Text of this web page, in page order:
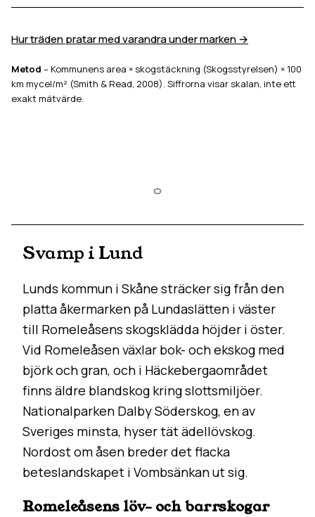
Hur träden pratar med varandra under marken →
Metod – Kommunens area × skogstäckning (Skogsstyrelsen) × 100
km mycel/m² (Smith & Read, 2008). Siffrorna visar skalan, inte ett
exakt mätvärde.
Svamp i Lund
Lunds kommun i Skåne sträcker sig från den
platta åkermarken på Lundaslätten i väster
till Romeleåsens skogsklädda höjder i öster.
Vid Romeleåsen växlar bok- och ekskog med
björk och gran, och i Häckebergaområdet
finns äldre blandskog kring slottsmiljöer.
Nationalparken Dalby Söderskog, en av
Sveriges minsta, hyser tät ädellövskog.
Nordost om åsen breder det flacka
beteslandskapet i Vombsänkan ut sig.
Romeleåsens löv- och barrskogar